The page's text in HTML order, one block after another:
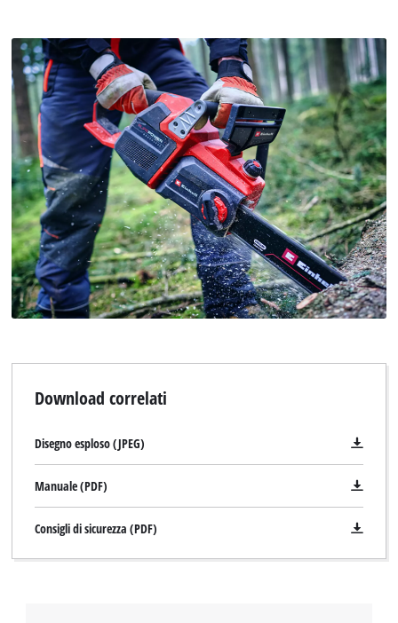
Download correlati
Disegno esploso (JPEG)
Manuale (PDF)
Consigli di sicurezza (PDF)